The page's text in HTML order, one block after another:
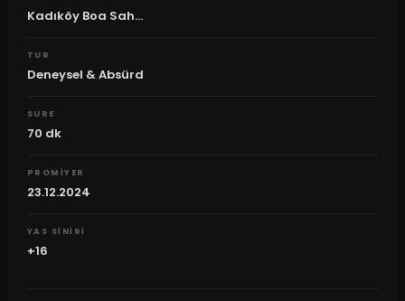
Kadıköy Boa Sah...
TUR
Deneysel & Absürd
SURE
70 dk
PROMIYER
23.12.2024
YAS SINIRI
+16